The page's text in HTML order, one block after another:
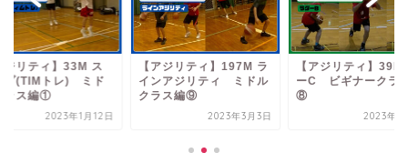
ジリティ】33M ス
プ(TIMトレ) ミド
ラス編①
2023年1月12日
【アジリティ】197M ラ
インアジリティ ミドル
クラス編⑨
2023年3月3日
【アジリティ】39B
ーC ビギナークラ
⑧
2023年2